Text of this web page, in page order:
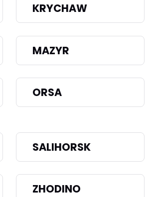
KRYCHAW
MAZYR
ORSA
SALIHORSK
ZHODINO